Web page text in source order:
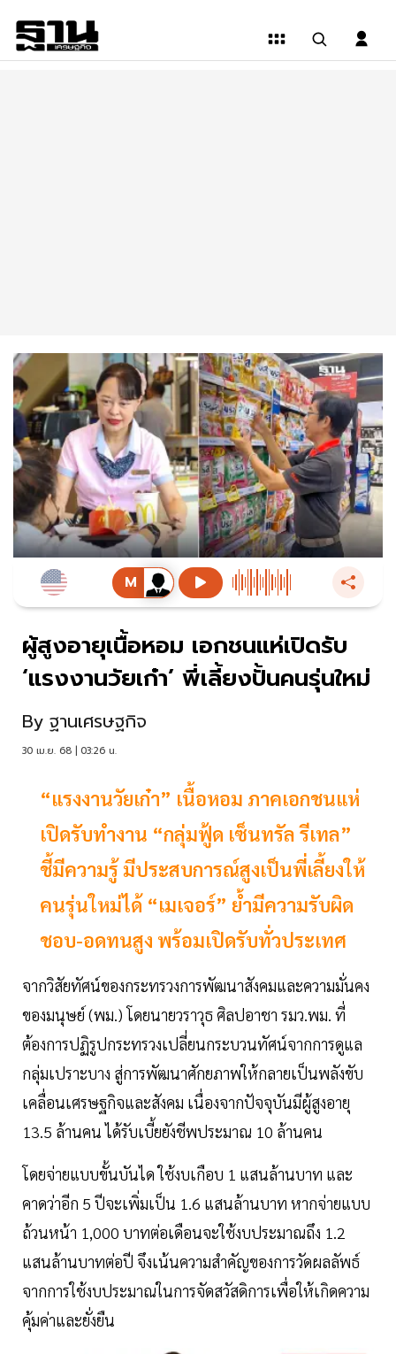
ผู้สูงอายุเนื้อหอม เอกชนแห่เปิดรับ
‘แรงงานวัยเก๋า’ พี่เลี้ยงปั้นคนรุ่นใหม่
By ฐานเศรษฐกิจ
30 เม.ย. 68 | 03:26 น.
“แรงงานวัยเก๋า” เนื้อหอม ภาคเอกชนแห่
เปิดรับทำงาน “กลุ่มฟู้ด เซ็นทรัล รีเทล”
ชี้มีความรู้ มีประสบการณ์สูงเป็นพี่เลี้ยงให้
คนรุ่นใหม่ได้ “เมเจอร์” ย้ำมีความรับผิด
ชอบ-อดทนสูง พร้อมเปิดรับทั่วประเทศ
จากวิสัยทัศน์ของกระทรวงการพัฒนาสังคมและความมั่นคง
ของมนุษย์ (พม.) โดยนายวราวุธ ศิลปอาชา รมว.พม. ที่
ต้องการปฏิรูปกระทรวงเปลี่ยนกระบวนทัศน์จากการดูแล
กลุ่มเปราะบาง สู่การพัฒนาศักยภาพให้กลายเป็นพลังขับ
เคลื่อนเศรษฐกิจและสังคม เนื่องจากปัจจุบันมีผู้สูงอายุ
13.5 ล้านคน ได้รับเบี้ยยังชีพประมาณ 10 ล้านคน
โดยจ่ายแบบขั้นบันได ใช้งบเกือบ 1 แสนล้านบาท และ
คาดว่าอีก 5 ปีจะเพิ่มเป็น 1.6 แสนล้านบาท หากจ่ายแบบ
ถ้วนหน้า 1,000 บาทต่อเดือนจะใช้งบประมาณถึง 1.2
แสนล้านบาทต่อปี จึงเน้นความสำคัญของการวัดผลลัพธ์
จากการใช้งบประมาณในการจัดสวัสดิการเพื่อให้เกิดความ
คุ้มค่าและยั่งยืน